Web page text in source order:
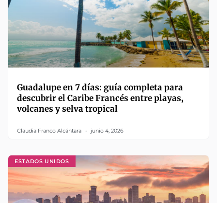
Guadalupe en 7 días: guía completa para
descubrir el Caribe Francés entre playas,
volcanes y selva tropical
Claudia Franco Alcántara junio 4, 2026
ESTADOS UNIDOS